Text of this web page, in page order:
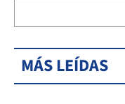
MÁS LEÍDAS